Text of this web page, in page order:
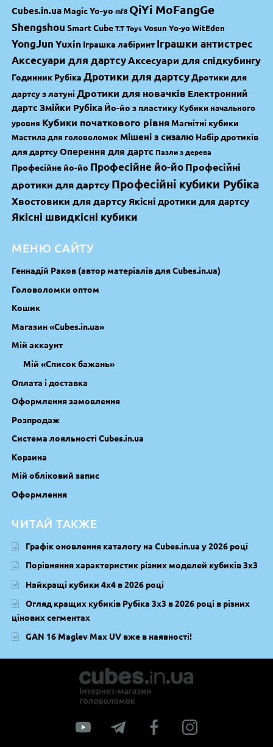
Cubes.in.ua Magic Yo-yo mf8 QiYi MoFangGe
Shengshou Smart Cube T.T Toys Vosun Yo-yoWitEden
YongJun Yuxin Іграшка лабіринт Іграшки антистрес
Аксесуари для дартсуАксесуари для спідкубингу
Годинник Рубіка Дротики для дартсуДротики для
дартсу з латуніДротики для новачків Електронний
дартс Змійки Рубіка Йо-йо з пластику Кубики начального
уровня Кубики початкового рівня Магнітні кубики
Мастила для головоломок Мішені з сизалю Набір дротиків
для дартсуОперення для дартс Пазли з дерева
Професійне йо-йо Професійне йо-йоПрофесійні
дротики для дартсуПрофесійні кубики Рубіка
Хвостовики для дартсуЯкісні дротики для дартсу
Якісні швидкісні кубики
МЕНЮ САЙТУ
Геннадій Раков (автор матеріалів для Cubes.in.ua)
Головоломки оптом
Кошик
Магазин «Cubes.in.ua»
Мій аккаунт
Мій «Список бажань»
Оплата і доставка
Оформлення замовлення
Розпродаж
Система лояльності Cubes.in.ua
Корзина
Мій обліковий запис
Оформлення
ЧИТАЙ ТАКЖЕ
Графік оновлення каталогу на Cubes.in.ua у 2026 році
Порівняння характеристик різних моделей кубиків 3х3
Найкращі кубики 4х4 в 2026 році
Огляд кращих кубиків Рубіка 3х3 в 2026 році в різних
цінових сегментах
GAN 16 Maglev Max UV вже в наявності!